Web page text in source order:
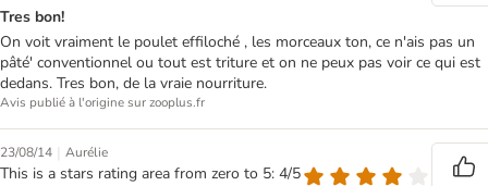
Tres bon!
On voit vraiment le poulet effiloché , les morceaux ton, ce n'ais pas un
pâté' conventionnel ou tout est triture et on ne peux pas voir ce qui est
dedans. Tres bon, de la vraie nourriture.
Avis publié à l'origine sur zooplus.fr
23/08/14 | Aurélie
This is a stars rating area from zero to 5: 4/5